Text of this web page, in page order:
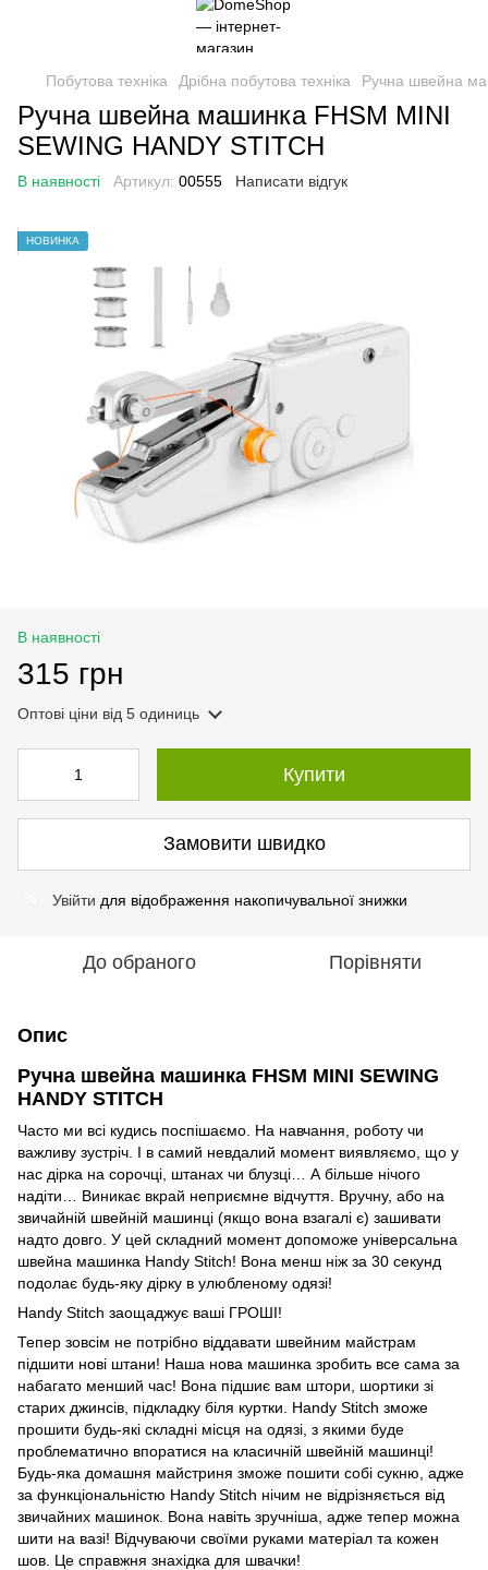
Побутова техніка Дрібна побутова техніка Ручна швейна
Ручна швейна машинка FHSM MINI
SEWING HANDY STITCH
В наявності Артикул: 00555 Написати відгук
НОВИНКА
В наявності
315 грн
Оптові ціни від 5 одиниць
Купити
Замовити швидко
Увійти для відображення накопичувальної знижки
До обраного Порівняти
Опис
Ручна швейна машинка FHSM MINI SEWING
HANDY STITCH
Часто ми всі кудись поспішаємо. На навчання, роботу чи
важливу зустріч. І в самий невдалий момент виявляємо, що у
нас дірка на сорочці, штанах чи блузці… А більше нічого
надіти… Виникає вкрай неприємне відчуття. Вручну, або на
звичайній швейній машинці (якщо вона взагалі є) зашивати
надто довго. У цей складний момент допоможе універсальна
швейна машинка Handy Stitch! Вона менш ніж за 30 секунд
подолає будь-яку дірку в улюбленому одязі!
Handy Stitch заощаджує ваші ГРОШІ!
Тепер зовсім не потрібно віддавати швейним майстрам
підшити нові штани! Наша нова машинка зробить все сама за
набагато менший час! Вона підшиє вам штори, шортики зі
старих джинсів, підкладку біля куртки. Handy Stitch зможе
прошити будь-які складні місця на одязі, з якими буде
проблематично впоратися на класичній швейній машинці!
Будь-яка домашня майстриня зможе пошити собі сукню, адже
за функціональністю Handy Stitch нічим не відрізняється від
звичайних машинок. Вона навіть зручніша, адже тепер можна
шити на вазі! Відчуваючи своїми руками матеріал та кожен
шов. Це справжня знахідка для швачки!